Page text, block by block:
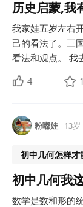
历史启蒙,我
我家娃五岁左右
己的看法了。三
看法和观点。 我
4
粉嘟娃 13岁
初中几何怎样才
初中几何我
数学是数和形的